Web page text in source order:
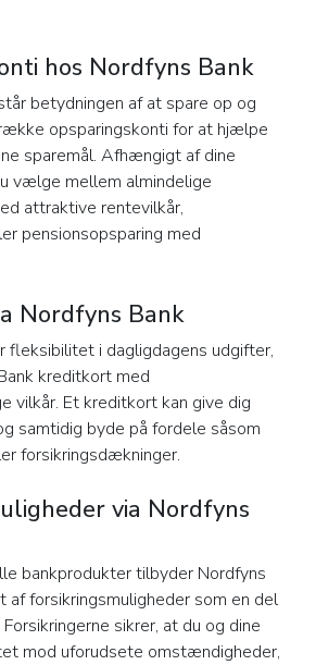
hos Nordfyns Bank
betydningen af at spare op og
opsparingskonti for at hjælpe
sparemål. Afhængigt af dine
vælge mellem almindelige
attraktive rentevilkår,
pensionsopsparing med
Nordfyns Bank
fleksibilitet i dagligdagens udgifter,
kreditkort med
vilkår. Et kreditkort kan give dig
samtidig byde på fordele såsom
forsikringsdækninger.
via Nordfyns
bankprodukter tilbyder Nordfyns
af forsikringsmuligheder som en del
sikrer, at du og dine
mod uforudsete omstændigheder,